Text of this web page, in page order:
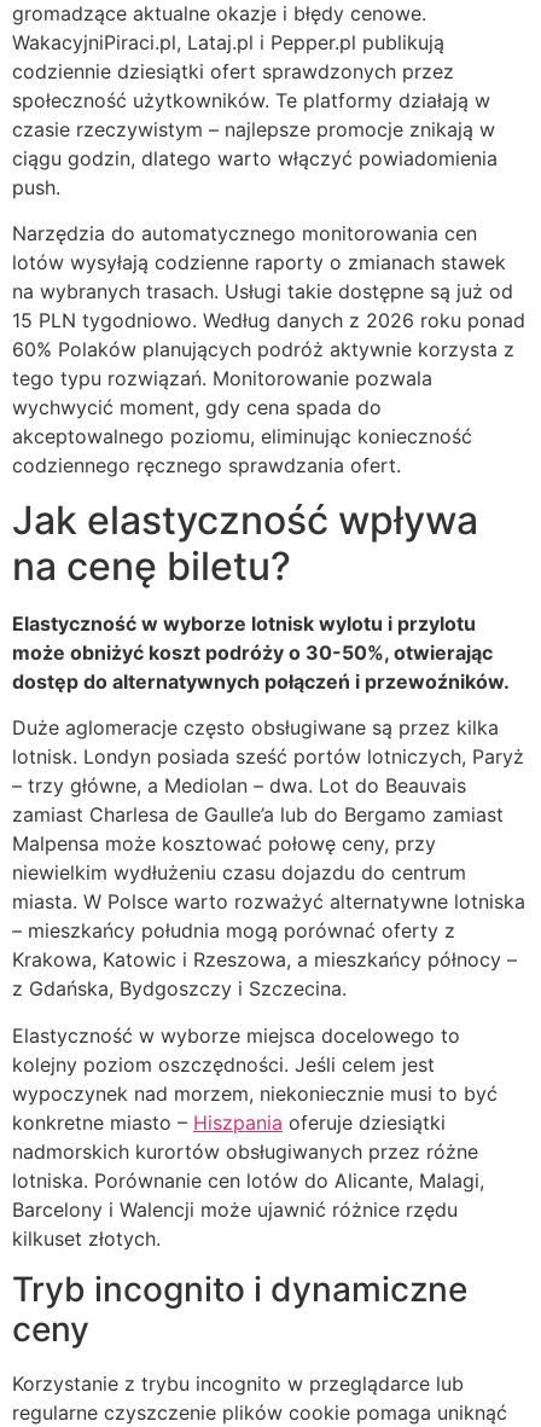
gromadzące aktualne okazje i błędy cenowe.
WakacyjniPiraci.pl, Lataj.pl i Pepper.pl publikują
codziennie dziesiątki ofert sprawdzonych przez
społeczność użytkowników. Te platformy działają w
czasie rzeczywistym – najlepsze promocje znikają w
ciągu godzin, dlatego warto włączyć powiadomienia
push.
Narzędzia do automatycznego monitorowania cen
lotów wysyłają codzienne raporty o zmianach stawek
na wybranych trasach. Usługi takie dostępne są już od
15 PLN tygodniowo. Według danych z 2026 roku ponad
60% Polaków planujących podróż aktywnie korzysta z
tego typu rozwiązań. Monitorowanie pozwala
wychwycić moment, gdy cena spada do
akceptowalnego poziomu, eliminując konieczność
codziennego ręcznego sprawdzania ofert.
Jak elastyczność wpływa
na cenę biletu?
Elastyczność w wyborze lotnisk wylotu i przylotu
może obniżyć koszt podróży o 30-50%, otwierając
dostęp do alternatywnych połączeń i przewoźników.
Duże aglomeracje często obsługiwane są przez kilka
lotnisk. Londyn posiada sześć portów lotniczych, Paryż
– trzy główne, a Mediolan – dwa. Lot do Beauvais
zamiast Charlesa de Gaulle’a lub do Bergamo zamiast
Malpensa może kosztować połowę ceny, przy
niewielkim wydłużeniu czasu dojazdu do centrum
miasta. W Polsce warto rozważyć alternatywne lotniska
– mieszkańcy południa mogą porównać oferty z
Krakowa, Katowic i Rzeszowa, a mieszkańcy północy –
z Gdańska, Bydgoszczy i Szczecina.
Elastyczność w wyborze miejsca docelowego to
kolejny poziom oszczędności. Jeśli celem jest
wypoczynek nad morzem, niekoniecznie musi to być
konkretne miasto – Hiszpania oferuje dziesiątki
nadmorskich kurortów obsługiwanych przez różne
lotniska. Porównanie cen lotów do Alicante, Malagi,
Barcelony i Walencji może ujawnić różnice rzędu
kilkuset złotych.
Tryb incognito i dynamiczne
ceny
Korzystanie z trybu incognito w przeglądarce lub
regularne czyszczenie plików cookie pomaga uniknąć